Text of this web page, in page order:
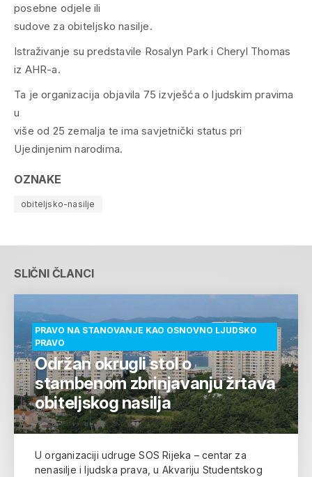
posebne odjele ili
sudove za obiteljsko nasilje.
Istraživanje su predstavile Rosalyn Park i Cheryl Thomas
iz AHR-a.
Ta je organizacija objavila 75 izvješća o ljudskim pravima
u
više od 25 zemalja te ima savjetnički status pri
Ujedinjenim narodima.
OZNAKE
obiteljsko-nasilje
SLIČNI ČLANCI
PRAVO NA STANOVANJE KAO OSNOVNO LJUDSKO
PRAVO
Održan okrugli stol o
stambenom zbrinjavanju žrtava
obiteljskog nasilja
U organizaciji udruge SOS Rijeka – centar za
nenasilje i ljudska prava, u Akvariju Studentskog